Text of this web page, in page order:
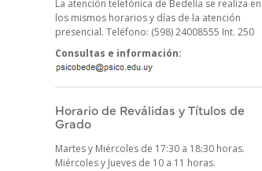
La atención telefónica de Bedelía se realiza en
los mismos horarios y días de la atención
presencial. Teléfono: (598) 24008555 Int. 250
Consultas e información:
Horario de Reválidas y Títulos de
Grado
Martes y Miércoles de 17:30 a 18:30 horas.
Miércoles y Jueves de 10 a 11 horas.